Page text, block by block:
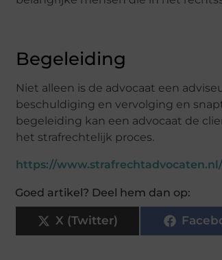
Begeleiding
Niet alleen is de advocaat een
beschuldiging en vervolging en
begeleiding kan een advocaat de
het strafrechtelijk proces.
https://
Goed artikel? Deel hem dan op:
X (Twitter)